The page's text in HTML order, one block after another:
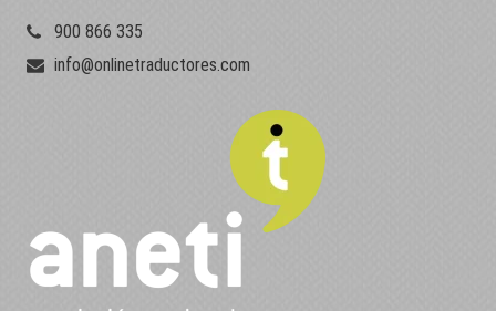
900 866 335
info@onlinetraductores.com